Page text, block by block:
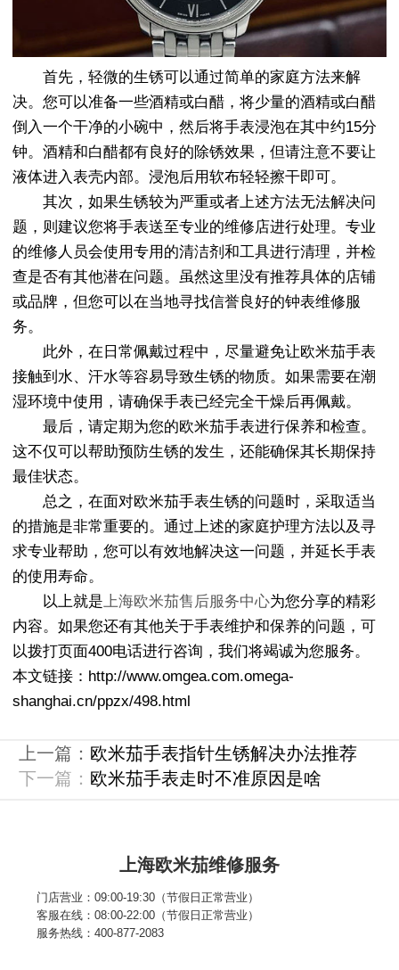
首先，轻微的生锈可以通过简单的家庭方法来解
决。您可以准备一些酒精或白醋，将少量的酒精或白醋
倒入一个干净的小碗中，然后将手表浸泡在其中约15分
钟。酒精和白醋都有良好的除锈效果，但请注意不要让
液体进入表壳内部。浸泡后用软布轻轻擦干即可。
其次，如果生锈较为严重或者上述方法无法解决问
题，则建议您将手表送至专业的维修店进行处理。专业
的维修人员会使用专用的清洁剂和工具进行清理，并检
查是否有其他潜在问题。虽然这里没有推荐具体的店铺
或品牌，但您可以在当地寻找信誉良好的钟表维修服
务。
此外，在日常佩戴过程中，尽量避免让欧米茄手表
接触到水、汗水等容易导致生锈的物质。如果需要在潮
湿环境中使用，请确保手表已经完全干燥后再佩戴。
最后，请定期为您的欧米茄手表进行保养和检查。
这不仅可以帮助预防生锈的发生，还能确保其长期保持
最佳状态。
总之，在面对欧米茄手表生锈的问题时，采取适当
的措施是非常重要的。通过上述的家庭护理方法以及寻
求专业帮助，您可以有效地解决这一问题，并延长手表
的使用寿命。
以上就是上海欧米茄售后服务中心为您分享的精彩
内容。如果您还有其他关于手表维护和保养的问题，可
以拨打页面400电话进行咨询，我们将竭诚为您服务。
本文链接：http://www.omgea.com.omega-
shanghai.cn/ppzx/498.html
上一篇： 欧米茄手表指针生锈解决办法推荐
下一篇： 欧米茄手表走时不准原因是啥
上海欧米茄维修服务
门店营业：09:00-19:30（节假日正常营业）
客服在线：08:00-22:00（节假日正常营业）
服务热线：400-877-2083